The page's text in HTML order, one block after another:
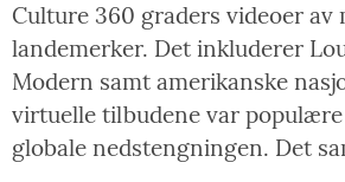
Culture 360 graders videoer av
landemerker. Det inkluderer
Modern samt amerikanske
virtuelle tilbudene var
globale nedstengningen. Det